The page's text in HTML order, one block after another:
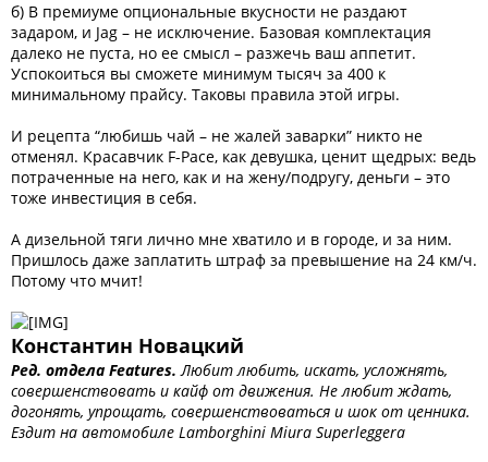
б) В премиуме опциональные вкусности не раздают
задаром, и Jag – не исключение. Базовая комплектация
далеко не пуста, но ее смысл – разжечь ваш аппетит.
Успокоиться вы сможете минимум тысяч за 400 к
минимальному прайсу. Таковы правила этой игры.
И рецепта “любишь чай – не жалей заварки” никто не
отменял. Красавчик F-Pace, как девушка, ценит щедрых: ведь
потраченные на него, как и на жену/подругу, деньги – это
тоже инвестиция в себя.
А дизельной тяги лично мне хватило и в городе, и за ним.
Пришлось даже заплатить штраф за превышение на 24 км/ч.
Потому что мчит!
Константин Новацкий
Ред. отдела Features. Любит любить, искать, усложнять,
совершенствовать и кайф от движения. Не любит ждать,
догонять, упрощать, совершенствоваться и шок от ценника.
Ездит на автомобиле Lamborghini Miura Superleggera